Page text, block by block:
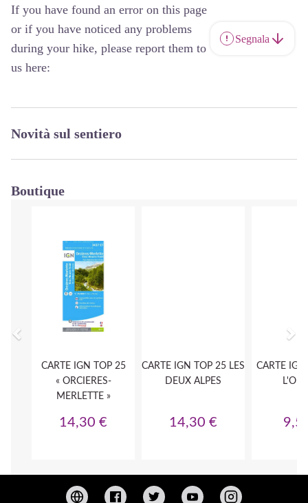
If you have found an error on this page
or if you have noticed any problems
during your hike, please report them to
us here:
Segnala
Novità sul sentiero
Boutique